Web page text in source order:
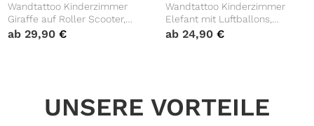
Wandtattoo Kinderzimmer
Giraffe auf Roller Scooter,
Dekoration Babyzimmer
ab29,90€
Wandtattoo Kinderzimmer
Elefant mit Luftballons,
Dekoration Babyzimmer
ab 24,90 €
UNSERE VORTEILE